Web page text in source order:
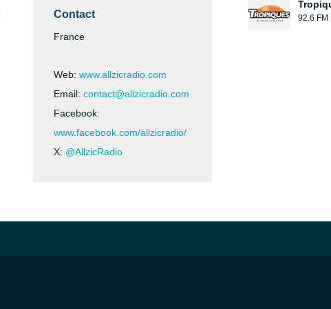
Contact
France
Web: www.allzicradio.com
Email: contact@allzicradio.com
Facebook:
www.facebook.com/allzicradio/
X: @AllzicRadio
92.6 FM